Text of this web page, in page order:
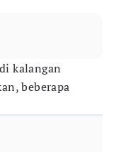
kalangan
beberapa